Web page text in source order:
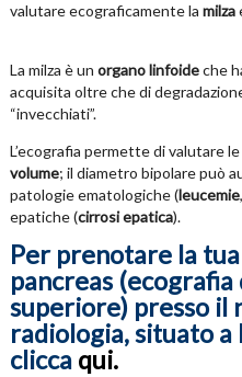
valutare ecograficamente la milza
La milza è un organo linfoideche
acquisita oltre che di
“invecchiati”.
L’ecografia permette di valutare le
volume; il diametro bipolare può
patologie ematologiche (leucemie,
epatiche (cirrosi epatica).
Per prenotare la
pancreas (ecografia
superiore) presso il
radiologia, situato a
clicca qui.